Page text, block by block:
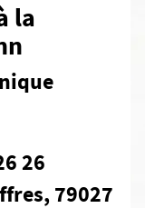
la
26
79027